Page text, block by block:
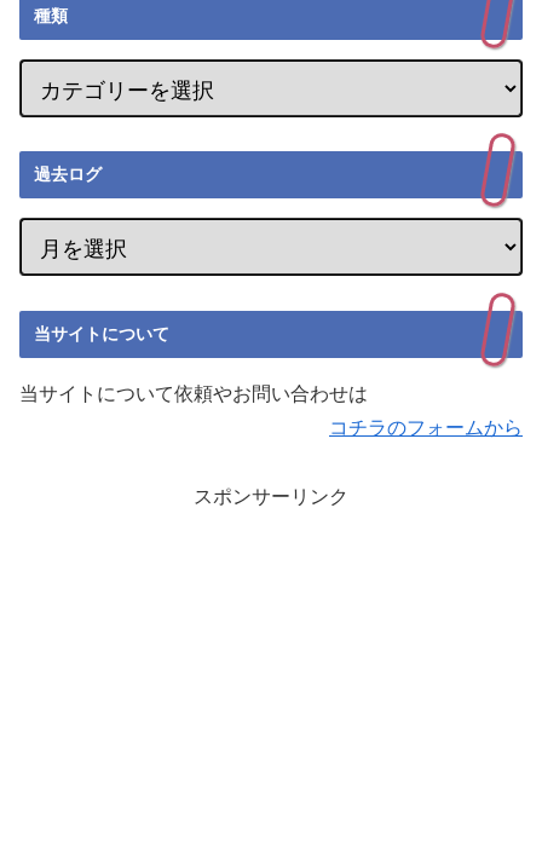
種類
過去ログ
当サイトについて
当サイトについて依頼やお問い合わせは
コチラのフォームから
スポンサーリンク